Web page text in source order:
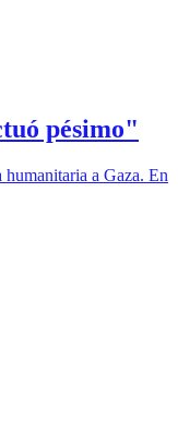
pésimo"
a Gaza. En